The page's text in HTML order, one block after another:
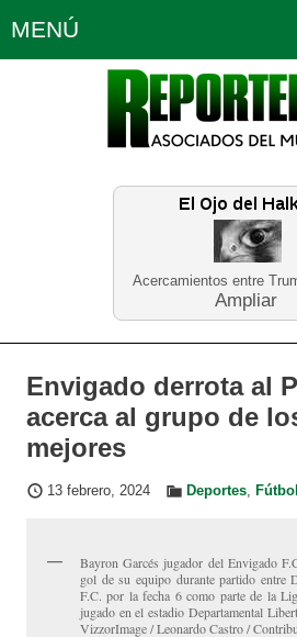
Acercamientos entre
Ampliar
MENÚ
Política Opinión
Planeta Tierra
Educación
Envigado derrota al
acerca al grupo de
mejores
13 febrero, 2024 Deportes, Fútbol
Bayron Garcés jugador del Envigado
gol de su equipo durante partido entre
F.C. por la fecha 6 como parte de la
jugado en el estadio Departamental
VizzorImage / Leonardo Castro /